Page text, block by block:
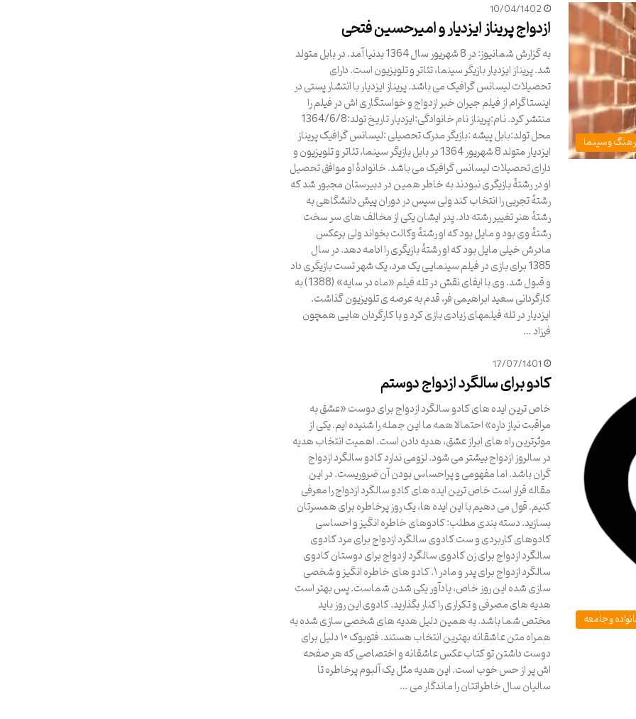
و سینما
10/04/1402
ازدواج پریناز ایزدیار و امیرحسین فتحی
به گزارش شمانیوز: در 8 شهریور سال 1364 بدنیا آمد. در بابل متولد
شد. پریناز ایزدیار بازیگر سینما، تئاتر و تلویزیون است. دارای
تحصیلات لیسانس گرافیک می باشد. پریناز ایزدیار با انتشار پستی در
اینستاگرام از فیلم جیران خبر ازدواج و خواستگاری اش در فیلم را
منتشر کرد. نام:پریناز نام خانوادگی:ایزدیار تاریخ تولد:1364/6/8
محل تولد:بابل پیشه :بازیگر مدرک تحصیلی :لیسانس گرافیک پریناز
ایزدیار متولد 8 شهریور 1364 در بابل بازیگر سینما، تئاتر و تلویزیون و
دارای تحصیلات لیسانس گرافیک می باشد. خانوادهٔ او موافق تحصیل
او در رشتهٔ بازیگری نبودند به خاطر همین در دبیرستان مجبور شد که
رشتهٔ تجربی را انتخاب کند ولی سپس در دوران پیش دانشگاهی به
رشتهٔ هنر تغییر رشته داد. پدر ایشان یکی از مخالف های سر سخت
رشتهٔ وی بود و مایل بود که او رشتهٔ وکالت بخواند ولی برعکس
مادرش خیلی مایل بود که او رشتهٔ بازیگری را ادامه دهد. در سال
1385 برای بازی در فیلم سینمایی یک مرد، یک شهر تست بازیگری داد
و قبول شد. وی با ایفای نقش در تله فیلم «ماه در سایه» (1388) به
کارگردانی سعید ابراهیمی فر، قدم به عرصه ی تلویزیون گذاشت.
ایزدیار در تله فیلمهای زیادی بازی کرد و با کارگردان هایی همچون
فرزاد …
و جامعه
17/07/1401
کادو برای سالگرد ازدواج دوستم
خاص ترین ایده های کادو سالگرد ازدواج برای دوست «عشق به
مراقبت نیاز داره» احتمالا همه ما این جمله را شنیده ایم. یکی از
موثرترین راه های ابراز عشق، هدیه دادن است. اهمیت انتخاب هدیه
در سالروز ازدواج بیشتر می شود. لزومی ندارد کادو سالگرد ازدواج
گران باشد. اما مفهومی و پراحساس بودن آن ضروریست. در این
مقاله قرار است خاص ترین ایده های کادو سالگرد ازدواج را معرفی
کنیم. قول می دهیم با این ایده ها، یک روز پرخاطره برای همسرتان
بسازید. دسته بندی مطلب: کادوهای خاطره انگیز و احساسی
کادوهای کاربردی و ست کادوی سالگرد ازدواج برای مرد کادوی
سالگرد ازدواج برای زن کادوی سالگرد ازدواج برای دوستان کادوی
سالگرد ازدواج برای پدر و مادر ۱. کادو های خاطره انگیز و شخصی
سازی شده این روز خاص، یادآور یکی شدن شماست. پس بهتر است
هدیه های مصرفی و تکراری را کنار بگذارید. کادوی این روز باید
مختص شما باشد. به همین دلیل هدیه های شخصی سازی شده به
همراه متن عاشقانه بهترین انتخاب هستند. فتوبوک ۱۰ دلیل برای
دوست داشتن تو کتاب عکس عاشقانه و اختصاصی که هر صفحه
اش پر از حس خوب است. این هدیه مثل یک آلبوم پرخاطره تا
سالیان سال خاطراتتان را ماندگار می …